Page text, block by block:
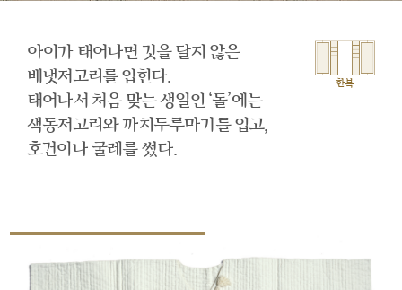
아이가 태어나면 깃을 달지 않은
배냇저고리를 입힌다.
태어나서 처음 맞는 생일인 ‘돌’에는
색동저고리와 까치두루마기를 입고,
호건이나 굴레를 썼다.
한복